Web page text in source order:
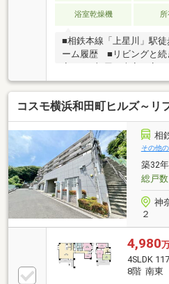
浴室乾燥機
■相鉄本線「上星川」駅
ーム履歴 ■リビングと続
室 ■お部屋は大変丁寧に
弾むカウンターキッチン
族に嬉しい追い焚き機能
快適にご使用いただけま
校徒歩7分と子育て環境
ビニ等が揃った買い物利
ム内容ー（2022年12月
洗面化粧台・トイレ交換
ト張替 ■壁クロス貼替
コスモ横浜和田町ヒルズ～リ
相
その他
築32
総戸数
神
２
4,980
4SLDK
8階 南東